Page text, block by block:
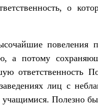
о
повеления
а потому
ответственность
лиц с
Полезно